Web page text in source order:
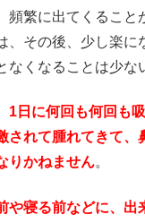
頻繁に出てくること
、その後、少し楽に
なくなることは少な
1日に何回も何回も
されて腫れてきて、
りかねません。
や寝る前などに、出